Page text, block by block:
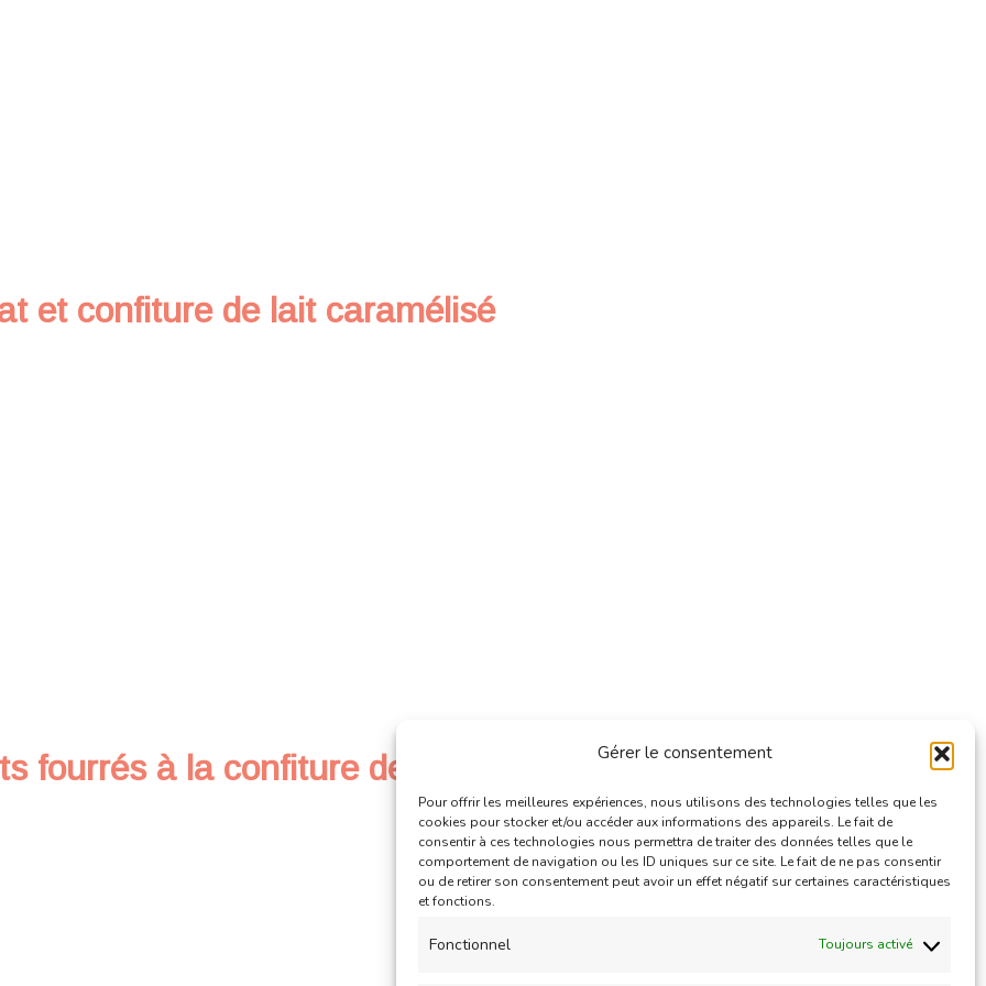
Gérer le consentement
Pour offrir les meilleures expériences, nous utilisons des technologies telles que les
cookies pour stocker et/ou accéder aux informations des appareils. Le fait de
consentir à ces technologies nous permettra de traiter des données telles que le
comportement de navigation ou les ID uniques sur ce site. Le fait de ne pas consentir
ou de retirer son consentement peut avoir un effet négatif sur certaines caractéristiques
et fonctions.
Fonctionnel Toujours activé
et confiture de lait caramélisé
fourrés à la confiture de fraise